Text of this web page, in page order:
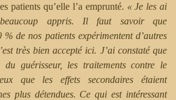
patients qu’elle l’a emprunté. « Je les ai
appris. Il faut savoir que
de nos patients expérimentent d’autres
très bien accepté ici. J’ai constaté que
du guérisseur, les traitements contre le
que les effets secondaires étaient
plus détendues. Ce qui est intéressant